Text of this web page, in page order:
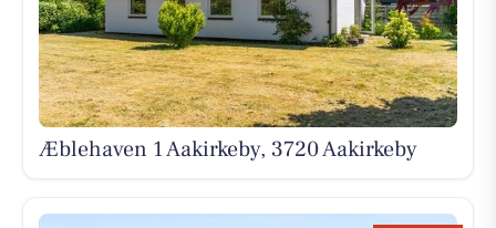
Æblehaven 1 Aakirkeby, 3720 Aakirkeby